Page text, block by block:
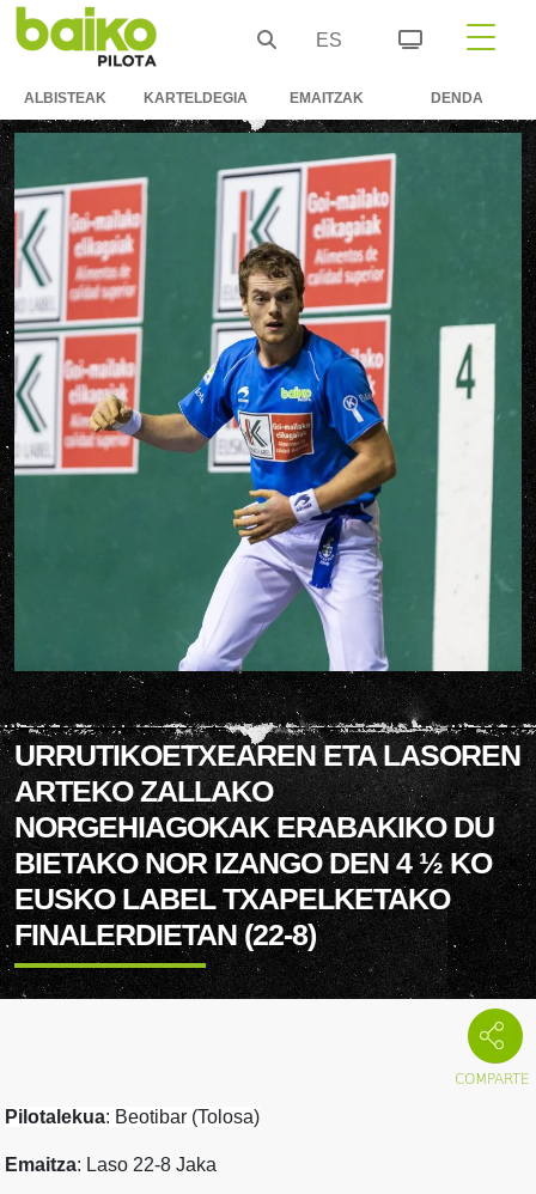
ES
ALBISTEAK KARTELDEGIA EMAITZAK DENDA
URRUTIKOETXEAREN ETA LASOREN
ARTEKO ZALLAKO
NORGEHIAGOKAK ERABAKIKO DU
BIETAKO NOR IZANGO DEN 4 ½ KO
EUSKO LABEL TXAPELKETAKO
FINALERDIETAN (22-8)
Pilotalekua: Beotibar (Tolosa)
Emaitza: Laso 22-8 Jaka